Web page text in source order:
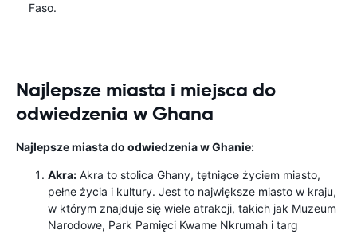
Faso.
Najlepsze miasta i miejsca do
odwiedzenia w Ghana
Najlepsze miasta do odwiedzenia w Ghanie:
Akra: Akra to stolica Ghany, tętniące życiem miasto,
pełne życia i kultury. Jest to największe miasto w kraju,
w którym znajduje się wiele atrakcji, takich jak Muzeum
Narodowe, Park Pamięci Kwame Nkrumah i targ